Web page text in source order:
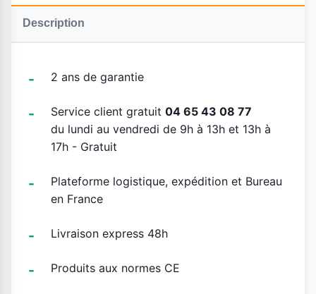
Description
2 ans de garantie
Service client gratuit 04 65 43 08 77
du lundi au vendredi de 9h à 13h et 13h à
17h - Gratuit
Plateforme logistique, expédition et Bureau
en France
Livraison express 48h
Produits aux normes CE